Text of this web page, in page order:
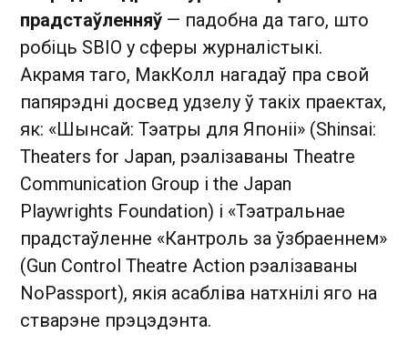
прадстаўленняў — падобна да таго, што
робіць SBIO у сферы журналістыкі.
Акрамя таго, МакКолл нагадаў пра свой
папярэдні досвед удзелу ў такіх праектах,
як: «Шынсай: Тэатры для Японіі» (Shinsai:
Theaters for Japan, рэалізаваны Theatre
Communication Group і the Japan
Playwrights Foundation) і «Тэатральнае
прадстаўленне «Кантроль за ўзбраеннем»
(Gun Control Theatre Action рэалізаваны
NoPassport), якія асабліва натхнілі яго на
стварэне прэцэдэнта.